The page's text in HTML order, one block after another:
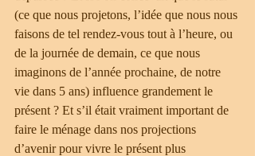
(ce que nous projetons, l’idée que nous nous
faisons de tel rendez-vous tout à l’heure, ou
de la journée de demain, ce que nous
imaginons de l’année prochaine, de notre
vie dans 5 ans) influence grandement le
présent ? Et s’il était vraiment important de
faire le ménage dans nos projections
d’avenir pour vivre le présent plus